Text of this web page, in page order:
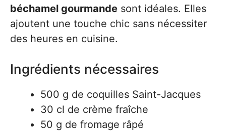
béchamel gourmande sont idéales. Elles
ajoutent une touche chic sans nécessiter
des heures en cuisine.
Ingrédients nécessaires
500 g de coquilles Saint-Jacques
30 cl de crème fraîche
50 g de fromage râpé